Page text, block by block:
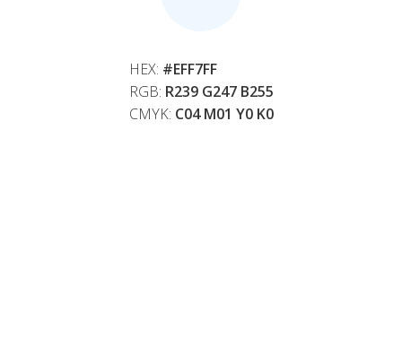
HEX: #EFF7FF
RGB: R239 G247 B255
CMYK: C04 M01 Y0 K0